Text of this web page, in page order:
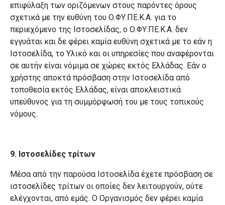
επιφύλαξη των οριζόμενων στους παρόντες όρους
σχετικά με την ευθύνη του Ο.ΦΥ.ΠΕ.Κ.Α. για το
περιεχόμενο της Ιστοσελίδας, ο Ο.ΦΥ.ΠΕ.Κ.Α. δεν
εγγυάται και δε φέρει καμία ευθύνη σχετικά με το εάν η
Ιστοσελίδα, το Υλικό και οι υπηρεσίες που αναφέρονται
σε αυτήν είναι νόμιμα σε χώρες εκτός Ελλάδας. Εάν ο
χρήστης αποκτά πρόσβαση στην Ιστοσελίδα από
τοποθεσία εκτός Ελλάδας, είναι αποκλειστικά
υπεύθυνος για τη συμμόρφωσή του με τους τοπικούς
νόμους.
9. Ιστοσελίδες τρίτων
Μέσα από την παρούσα Ιστοσελίδα έχετε πρόσβαση σε
ιστοσελίδες τρίτων οι οποίες δεν λειτουργούν, ούτε
ελέγχονται, από εμάς. Ο Οργανισμός δεν φέρει καμία